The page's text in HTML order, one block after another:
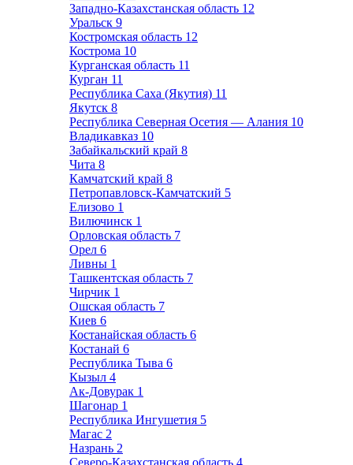
Западно-Казахстанская область 12
Уральск 9
Костромская область 12
Кострома 10
Курганская область 11
Курган 11
Республика Саха (Якутия) 11
Якутск 8
Республика Северная Осетия — Алания 10
Владикавказ 10
Забайкальский край 8
Чита 8
Камчатский край 8
Петропавловск-Камчатский 5
Елизово 1
Вилючинск 1
Орловская область 7
Орел 6
Ливны 1
Ташкентская область 7
Чирчик 1
Ошская область 7
Киев 6
Костанайская область 6
Костанай 6
Республика Тыва 6
Кызыл 4
Ак-Довурак 1
Шагонар 1
Республика Ингушетия 5
Магас 2
Назрань 2
Северо-Казахстанская область 4